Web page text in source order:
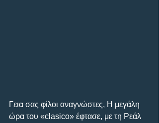
Γεια σας φίλοι αναγνώστες, Η μεγάλη
ώρα του «clasico» έφτασε, με τη Ρεάλ